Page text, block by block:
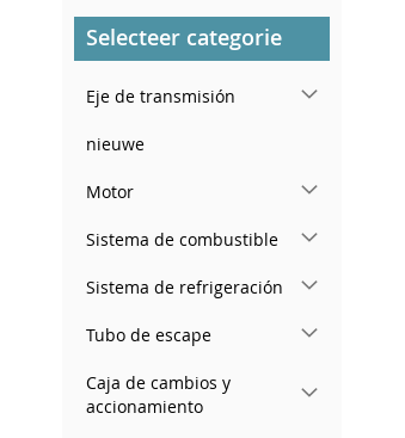
Add to Cart
ADD
TO
ADD
WISH
LIST
TO
COMPARE
En el pilar de la puerta
trasera derecha
Selecteer categorie
Eje de transmisión
nieuwe
Motor
Sistema de combustible
Sistema de refrigeración
Tubo de escape
Caja de cambios y
accionamiento